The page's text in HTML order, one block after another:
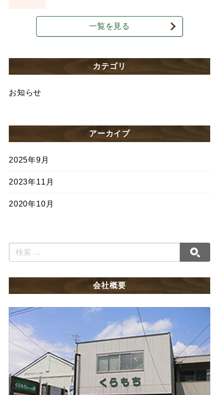
一覧を見る
カテゴリ
お知らせ
アーカイブ
2025年9月
2023年11月
2020年10月
会社概要